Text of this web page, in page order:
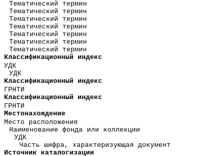
Тематический термин
Тематический термин
Тематический термин
Тематический термин
Тематический термин
Тематический термин
Тематический термин
Классификационный индекс
УДК
УДК
Классификационный индекс
ГРНТИ
Классификационный индекс
ГРНТИ
Местонахождение
Место расположения
Наименование фонда или коллекции
УДК
Часть шифра, характеризующая документ
Источник каталогизации